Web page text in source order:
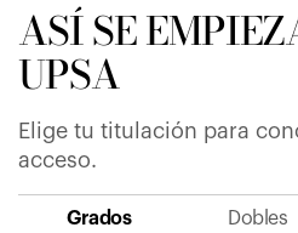
ASÍ SE
UPSA
Elige tu titulación para
acceso.
Grados
Dobles